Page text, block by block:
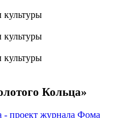
Кольца»